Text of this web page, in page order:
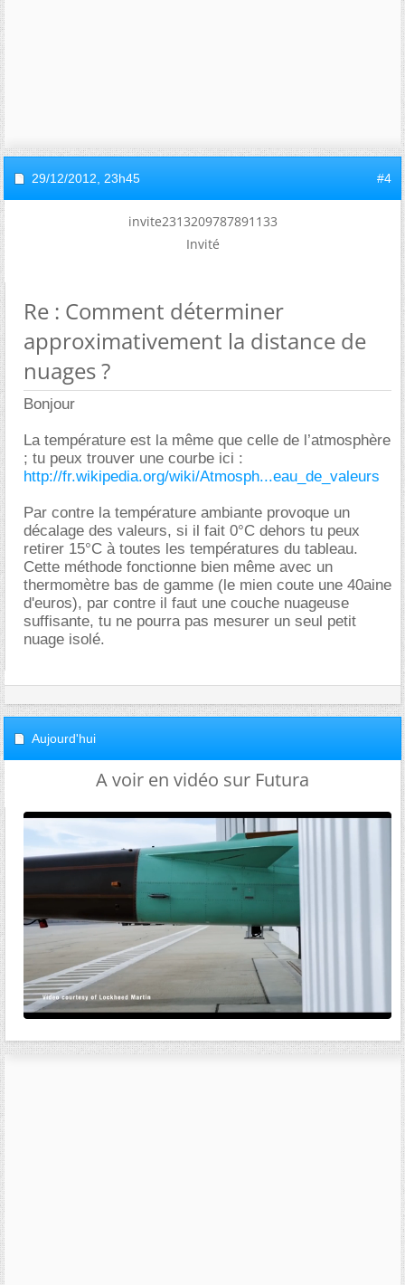
29/12/2012, 23h45 #4
invite2313209787891133
Invité
Re : Comment déterminer
approximativement la distance de
nuages ?
Bonjour
La température est la même que celle de l’atmosphère
; tu peux trouver une courbe ici :
http://fr.wikipedia.org/wiki/Atmosph...eau_de_valeurs
Par contre la température ambiante provoque un
décalage des valeurs, si il fait 0°C dehors tu peux
retirer 15°C à toutes les températures du tableau.
Cette méthode fonctionne bien même avec un
thermomètre bas de gamme (le mien coute une 40aine
d'euros), par contre il faut une couche nuageuse
suffisante, tu ne pourra pas mesurer un seul petit
nuage isolé.
Aujourd'hui
A voir en vidéo sur Futura